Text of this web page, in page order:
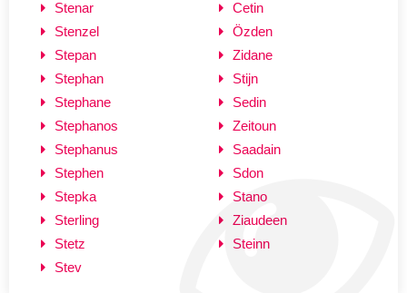
Stenar
Stenzel
Stepan
Stephan
Stephane
Stephanos
Stephanus
Stephen
Stepka
Sterling
Stetz
Stev
Cetin
Özden
Zidane
Stijn
Sedin
Zeitoun
Saadain
Sdon
Stano
Ziaudeen
Steinn